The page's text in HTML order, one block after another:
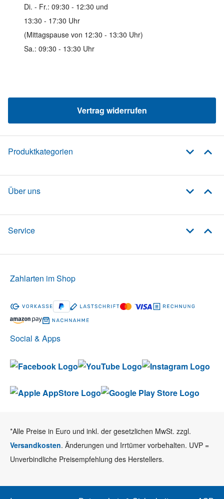
Di. - Fr.: 09:30 - 12:30 und
13:30 - 17:30 Uhr
(Mittagspause von 12:30 - 13:30 Uhr)
Sa.: 09:30 - 13:30 Uhr
Vertrag widerrufen
Produktkategorien
Über uns
Service
Social & Apps
Zahlarten im Shop
*Alle Preise in Euro und inkl. der gesetzlichen MwSt. zzgl.
Versandkosten. Änderungen und Irrtümer vorbehalten. UVP =
Unverbindliche Preisempfehlung des Herstellers.